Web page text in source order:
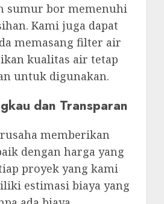
sumur bor memenuhi
Kami juga dapat
memasang filter air
kualitas air tetap
untuk digunakan.
dan Transparan
memberikan
dengan harga yang
proyek yang kami
estimasi biaya yang